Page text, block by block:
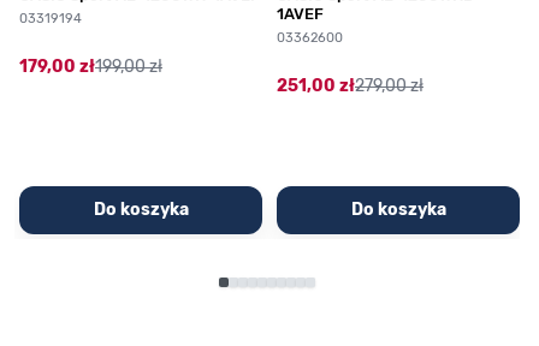
03319194
179,00 zł199,00 zł
Do koszyka
1AVEF
03362600
251,00 zł279,00 zł
Do koszyka